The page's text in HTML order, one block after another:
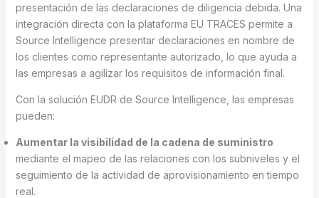
presentación de las declaraciones de diligencia debida. Una
integración directa con la plataforma EU TRACES permite a
Source Intelligence presentar declaraciones en nombre de
los clientes como representante autorizado, lo que ayuda a
las empresas a agilizar los requisitos de información final.
Con la solución EUDR de Source Intelligence, las empresas
pueden:
Aumentar la visibilidad de la cadena de suministro
mediante el mapeo de las relaciones con los subniveles y el
seguimiento de la actividad de aprovisionamiento en tiempo
real.